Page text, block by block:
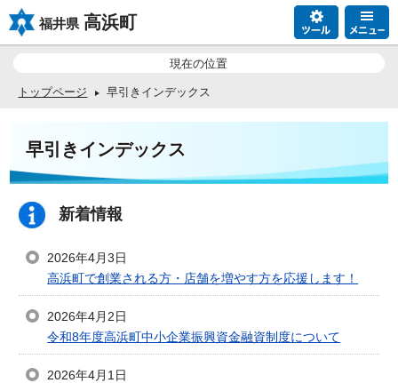
福井県 高浜町
現在の位置
トップページ 早引きインデックス
早引きインデックス
新着情報
2026年4月3日
高浜町で創業される方・店舗を増やす方を応援します！
2026年4月2日
令和8年度高浜町中小企業振興資金融資制度について
2026年4月1日